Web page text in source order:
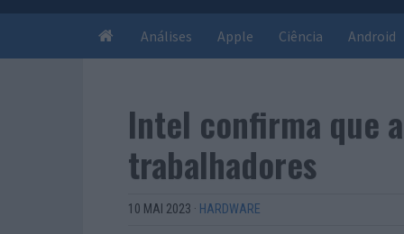
Análises Apple Ciência Android
Intel confirma que
trabalhadores
10 MAI 2023 · HARDWARE